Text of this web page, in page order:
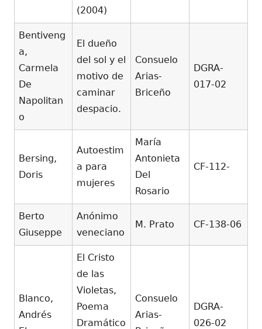
(2004)
Bentiveng
a,
Carmela
De
Napolitan
o
El dueño
del sol y el
motivo de
caminar
despacio.
Consuelo
Arias-
Briceño
DGRA-
017-02
Bersing,
Doris
Autoestim
a para
mujeres
María
Antonieta
Del
Rosario
CF-112-
Berto
Giuseppe
Anónimo
veneciano
M. Prato CF-138-06
Blanco,
Andrés
El Cristo
de las
Violetas,
Poema
Dramático
Consuelo
Arias-
DGRA-
026-02